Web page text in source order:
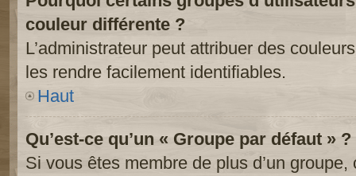
couleur différente ?
L’administrateur peut attribuer des
les rendre facilement identifiables.
Haut
Qu’est-ce qu’un « Groupe par défaut » ?
Si vous êtes membre de plus d’un